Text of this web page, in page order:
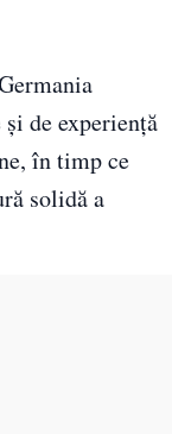
de experiență
în timp ce
solidă a